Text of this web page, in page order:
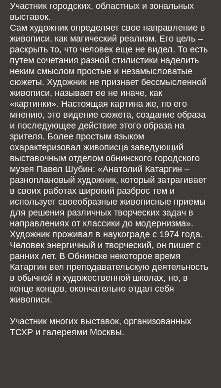
Участник городских, областных и зональных
выставок.
Сам художник определяет свое направление в
живописи, как магический реализм. Его цель –
раскрыть то, что человек еще не видел. То есть
путем сочетания разной стилистики наделить
неким смыслом простые и незамысловатые
сюжеты. Художник не признает бессмысленной
живописи, называет ее не иначе, как
«картинки». Настоящая картина же, по его
мнению, это видение сюжета, создание образа
и последующее действие этого образа на
зрителя. Более простым языком
охарактеризовал живописца заведующий
выставочным отделом обнинского городского
музея Павел Шубин: «Анатолий Катаргин –
разноплановый художник, который затрагивает
в своих работах широкий разброс тем и
использует своеобразные живописные приемы
для решения различных творческих задач в
направлениях от классики до модернизма».
Художник проживал в наукограде с 1974 года.
Человек энергичный и творческий, он пишет с
ранних лет. В Обнинске некоторое время
Катаргин вел преподавательскую деятельность
в обычной и художественной школах, но, в
конце концов, окончательно отдал себя
живописи.
Участник многих выставок, организованных
ТСХР и галереями Москвы.